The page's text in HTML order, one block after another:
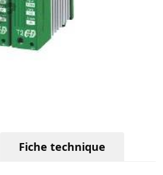
Fiche technique